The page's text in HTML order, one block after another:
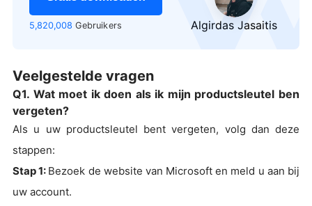
5,820,008Gebruikers Algirdas Jasaitis
Veelgestelde vragen
Q1. Wat moet ik doen als ik mijn productsleutel ben
vergeten?
Als u uw productsleutel bent vergeten, volg dan deze
stappen:
Stap 1: Bezoek de website van Microsoft en meld u aan bij
uw account.